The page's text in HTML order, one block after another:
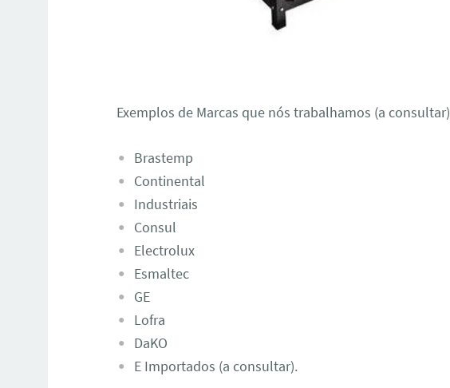
Exemplos de Marcas que nós trabalhamos (a consultar)
Brastemp
Continental
Industriais
Consul
Electrolux
Esmaltec
GE
Lofra
DaKO
E Importados (a consultar).